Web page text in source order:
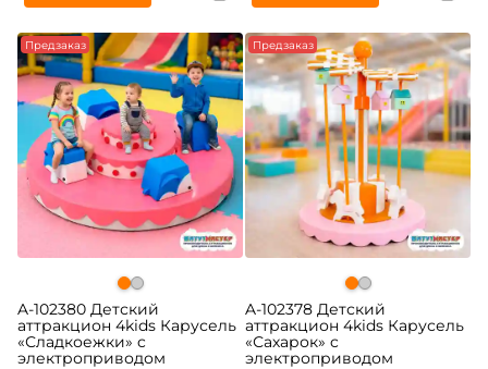
Предзаказ
A-102380 Детский
аттракцион 4kids Карусель
«Сладкоежки» c
электроприводом
Предзаказ
A-102378 Детский
аттракцион 4kids Карусель
«Сахарок» c
электроприводом